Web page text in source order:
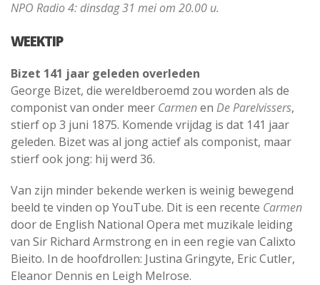
NPO Radio 4: dinsdag 31 mei om 20.00 u.
WEEKTIP
Bizet 141 jaar geleden overleden
George Bizet, die wereldberoemd zou worden als de
componist van onder meer Carmenen De Parelvissers,
stierf op 3 juni 1875. Komende vrijdag is dat 141 jaar
geleden. Bizet was al jong actief als componist, maar
stierf ook jong: hij werd 36.
Van zijn minder bekende werken is weinig bewegend
beeld te vinden op YouTube. Dit is een recente Carmen
door de English National Opera met muzikale leiding
van Sir Richard Armstrong en in een regie van Calixto
Bieito. In de hoofdrollen: Justina Gringyte, Eric Cutler,
Eleanor Dennis en Leigh Melrose.